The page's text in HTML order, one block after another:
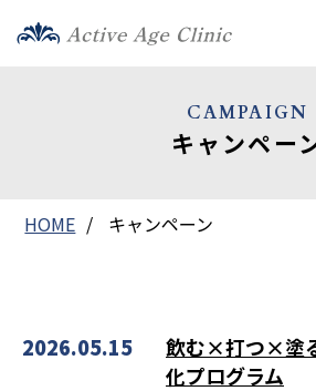
CAMPAIGN
キャンペー
HOME キャンペーン
2026.05.15
飲む×打つ×塗
化プログラム